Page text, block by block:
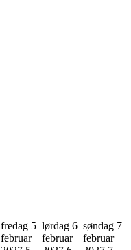
fredag 5
februar
lørdag 6
februar
søndag 7
februar